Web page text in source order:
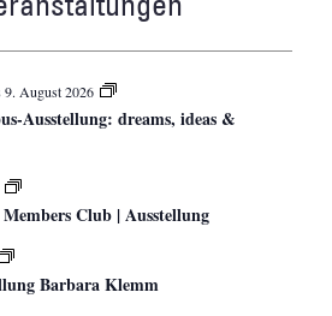
9. August 2026
Ausstellung: dreams, ideas &
Club | Ausstellung
Barbara Klemm